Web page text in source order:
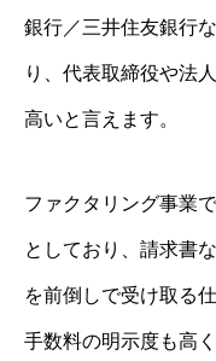
銀行／三井住友銀行
り、代表取締役や法
高いと言えます。
ファクタリング事業
としており、請求書
を前倒しで受け取る
手数料の明示度も高